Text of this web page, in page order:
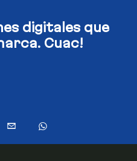
digitales​ que
Cuac!